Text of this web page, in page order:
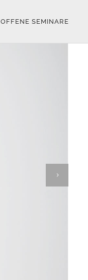
OFFENE SEMINARE